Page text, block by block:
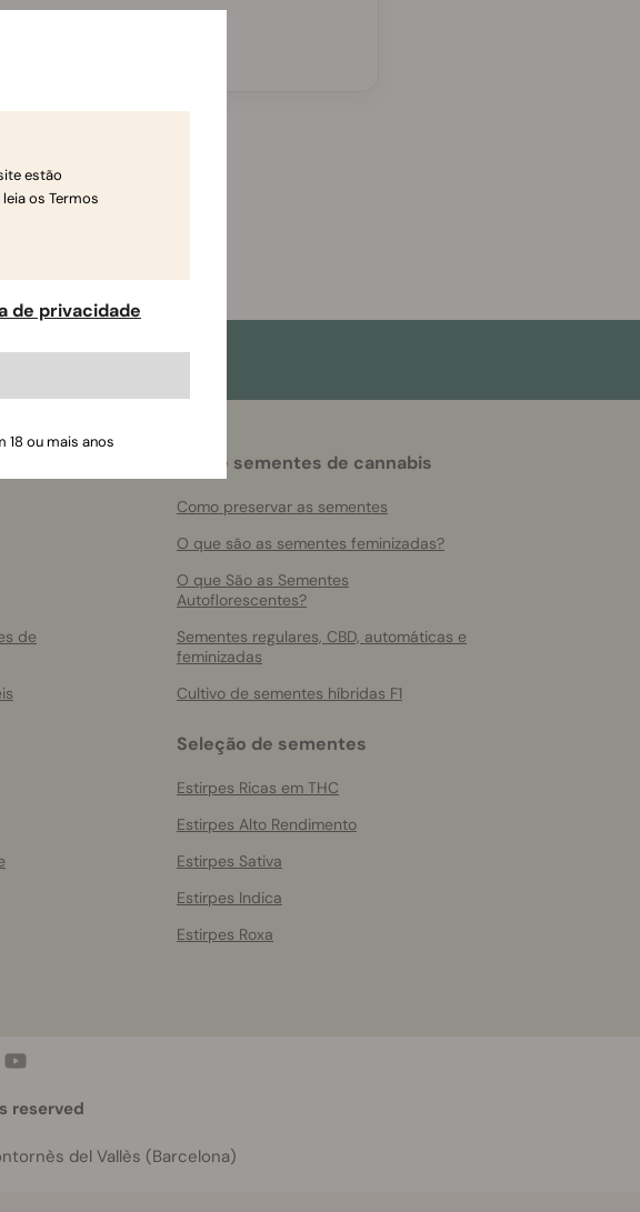
nos
de
Sobre sementes de cannabis
Como preservar as sementes
O que são as sementes feminizadas?
O que São as Sementes
Autoflorescentes?
Sementes regulares, CBD, automáticas e
feminizadas
Cultivo de sementes híbridas F1
Seleção de sementes
Estirpes Ricas em THC
Estirpes Alto Rendimento
Estirpes Sativa
Estirpes Indica
Estirpes Roxa
reserved
del Vallès (Barcelona)
estão
os Termos
de privacidade
18 ou mais anos